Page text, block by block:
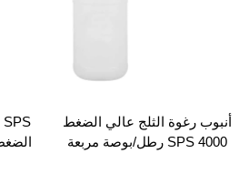
أنبوب رغوة الثلج عالي الضغط
SPS 4000 رطل/بوصة مربعة